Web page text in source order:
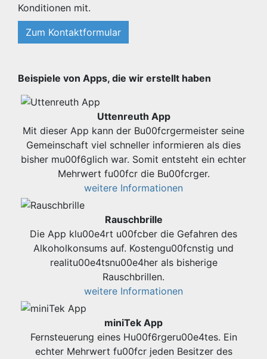
Konditionen mit.
Zum Kontaktformular
Beispiele von Apps, die wir erstellt haben
Uttenreuth App
Mit dieser App kann der Bu00fcrgermeister seine
Gemeinschaft viel schneller informieren als dies
bisher mu00f6glich war. Somit entsteht ein echter
Mehrwert fu00fcr die Bu00fcrger.
weitere Informationen
Rauschbrille
Die App klu00e4rt u00fcber die Gefahren des
Alkoholkonsums auf. Kostengu00fcnstig und
realitu00e4tsnu00e4her als bisherige
Rauschbrillen.
weitere Informationen
miniTek App
Fernsteuerung eines Hu00f6rgeru00e4tes. Ein
echter Mehrwert fu00fcr jeden Besitzer des